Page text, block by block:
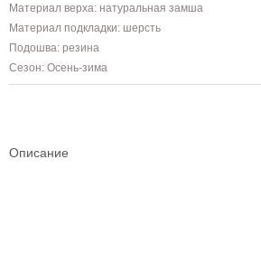
Материал верха: натуральная замша
Материал подкладки: шерсть
Подошва: резина
Сезон: Осень-зима
Описание